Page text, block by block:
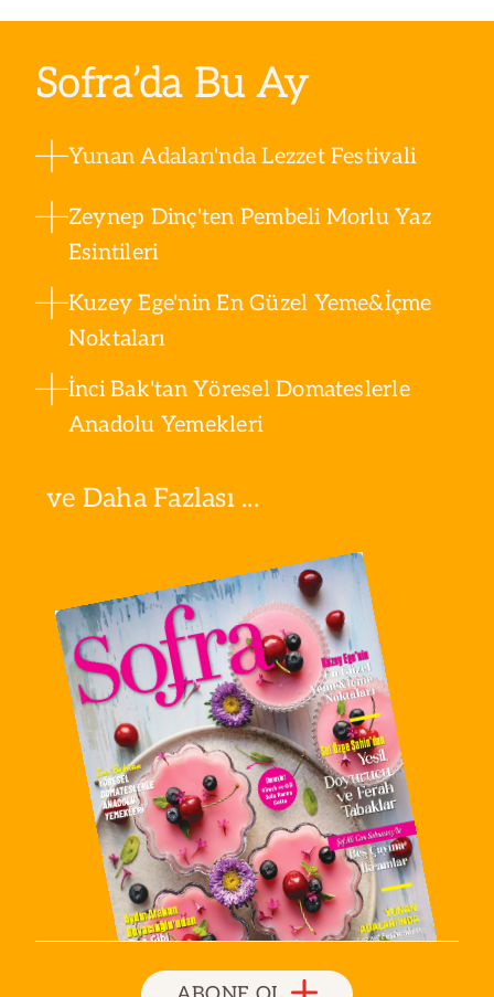
Sofra’da Bu Ay
Yunan Adaları'nda Lezzet Festivali
Zeynep Dinç'ten Pembeli Morlu Yaz
Esintileri
Kuzey Ege'nin En Güzel Yeme&İçme
Noktaları
İnci Bak'tan Yöresel Domateslerle
Anadolu Yemekleri
ve Daha Fazlası ...